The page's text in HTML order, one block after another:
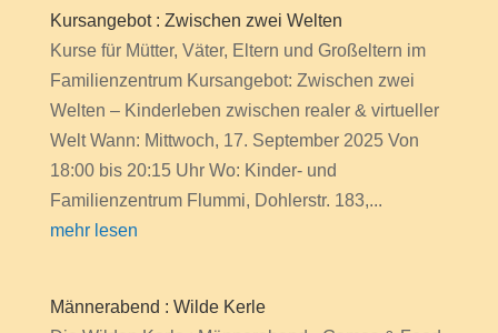
Kursangebot : Zwischen zwei Welten
Kurse für Mütter, Väter, Eltern und Großeltern im
Familienzentrum Kursangebot: Zwischen zwei
Welten – Kinderleben zwischen realer & virtueller
Welt Wann: Mittwoch, 17. September 2025 Von
18:00 bis 20:15 Uhr Wo: Kinder- und
Familienzentrum Flummi, Dohlerstr. 183,...
mehr lesen
Männerabend : Wilde Kerle